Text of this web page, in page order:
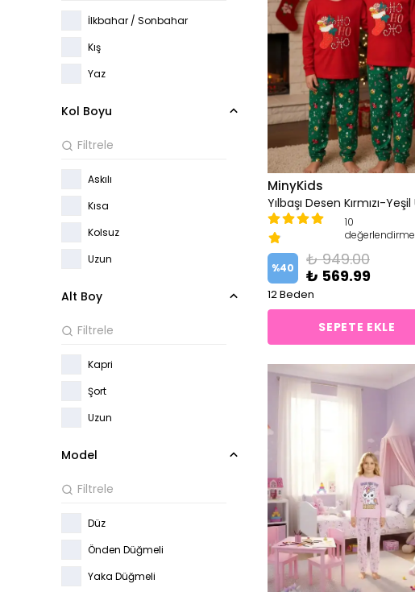
İlkbahar / Sonbahar
Kış
Yaz
Kol Boyu
Askılı
Kısa
Kolsuz
Uzun
Alt Boy
Kapri
Şort
Uzun
Model
Düz
Önden Düğmeli
Yaka Düğmeli
MinyKids
10
değerlendirme
%40
₺ 949.00
₺ 569.99
12 Beden
SEPETE EKLE